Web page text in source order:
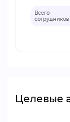
Всего
сотрудников
Целевые